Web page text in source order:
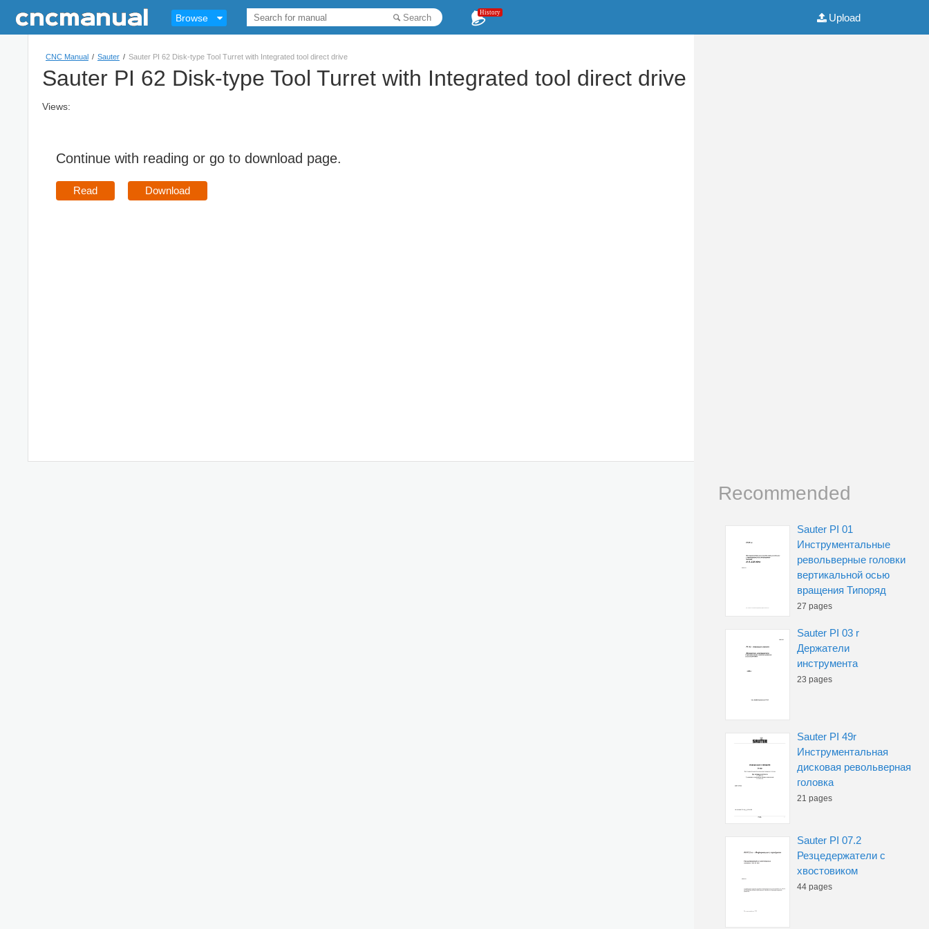
Browse Search History Upload
CNC Manual / Sauter / Sauter PI 62 Disk-type Tool Turret with Integrated tool direct drive
Sauter PI 62 Disk-type Tool Turret with Integrated tool direct drive
Views:
Continue with reading or go to download page.
Read Download
Recommended
Sauter PI 01
Инструментальные
револьверные головки
вертикальной осью
вращения Типоряд
27 pages
Sauter PI 03 r
Держатели
инструмента
23 pages
Sauter PI 49r
Инструментальная
дисковая револьверная
головка
21 pages
Sauter PI 07.2
Резцедержатели с
хвостовиком
44 pages